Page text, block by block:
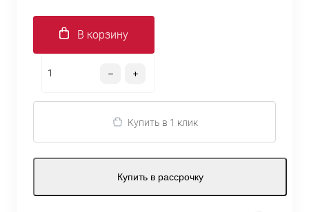
В корзину
Купить в 1 клик
Купить в рассрочку